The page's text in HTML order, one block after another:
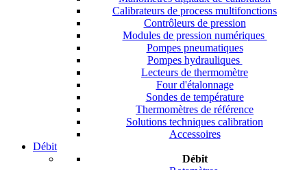
Calibrateurs de process multifonctions
Contrôleurs de pression
Modules de pression numériques
Pompes pneumatiques
Pompes hydrauliques
Lecteurs de thermomètre
Four d'étalonnage
Sondes de température
Thermomètres de référence
Solutions techniques calibration
Accessoires
Débit
Débit